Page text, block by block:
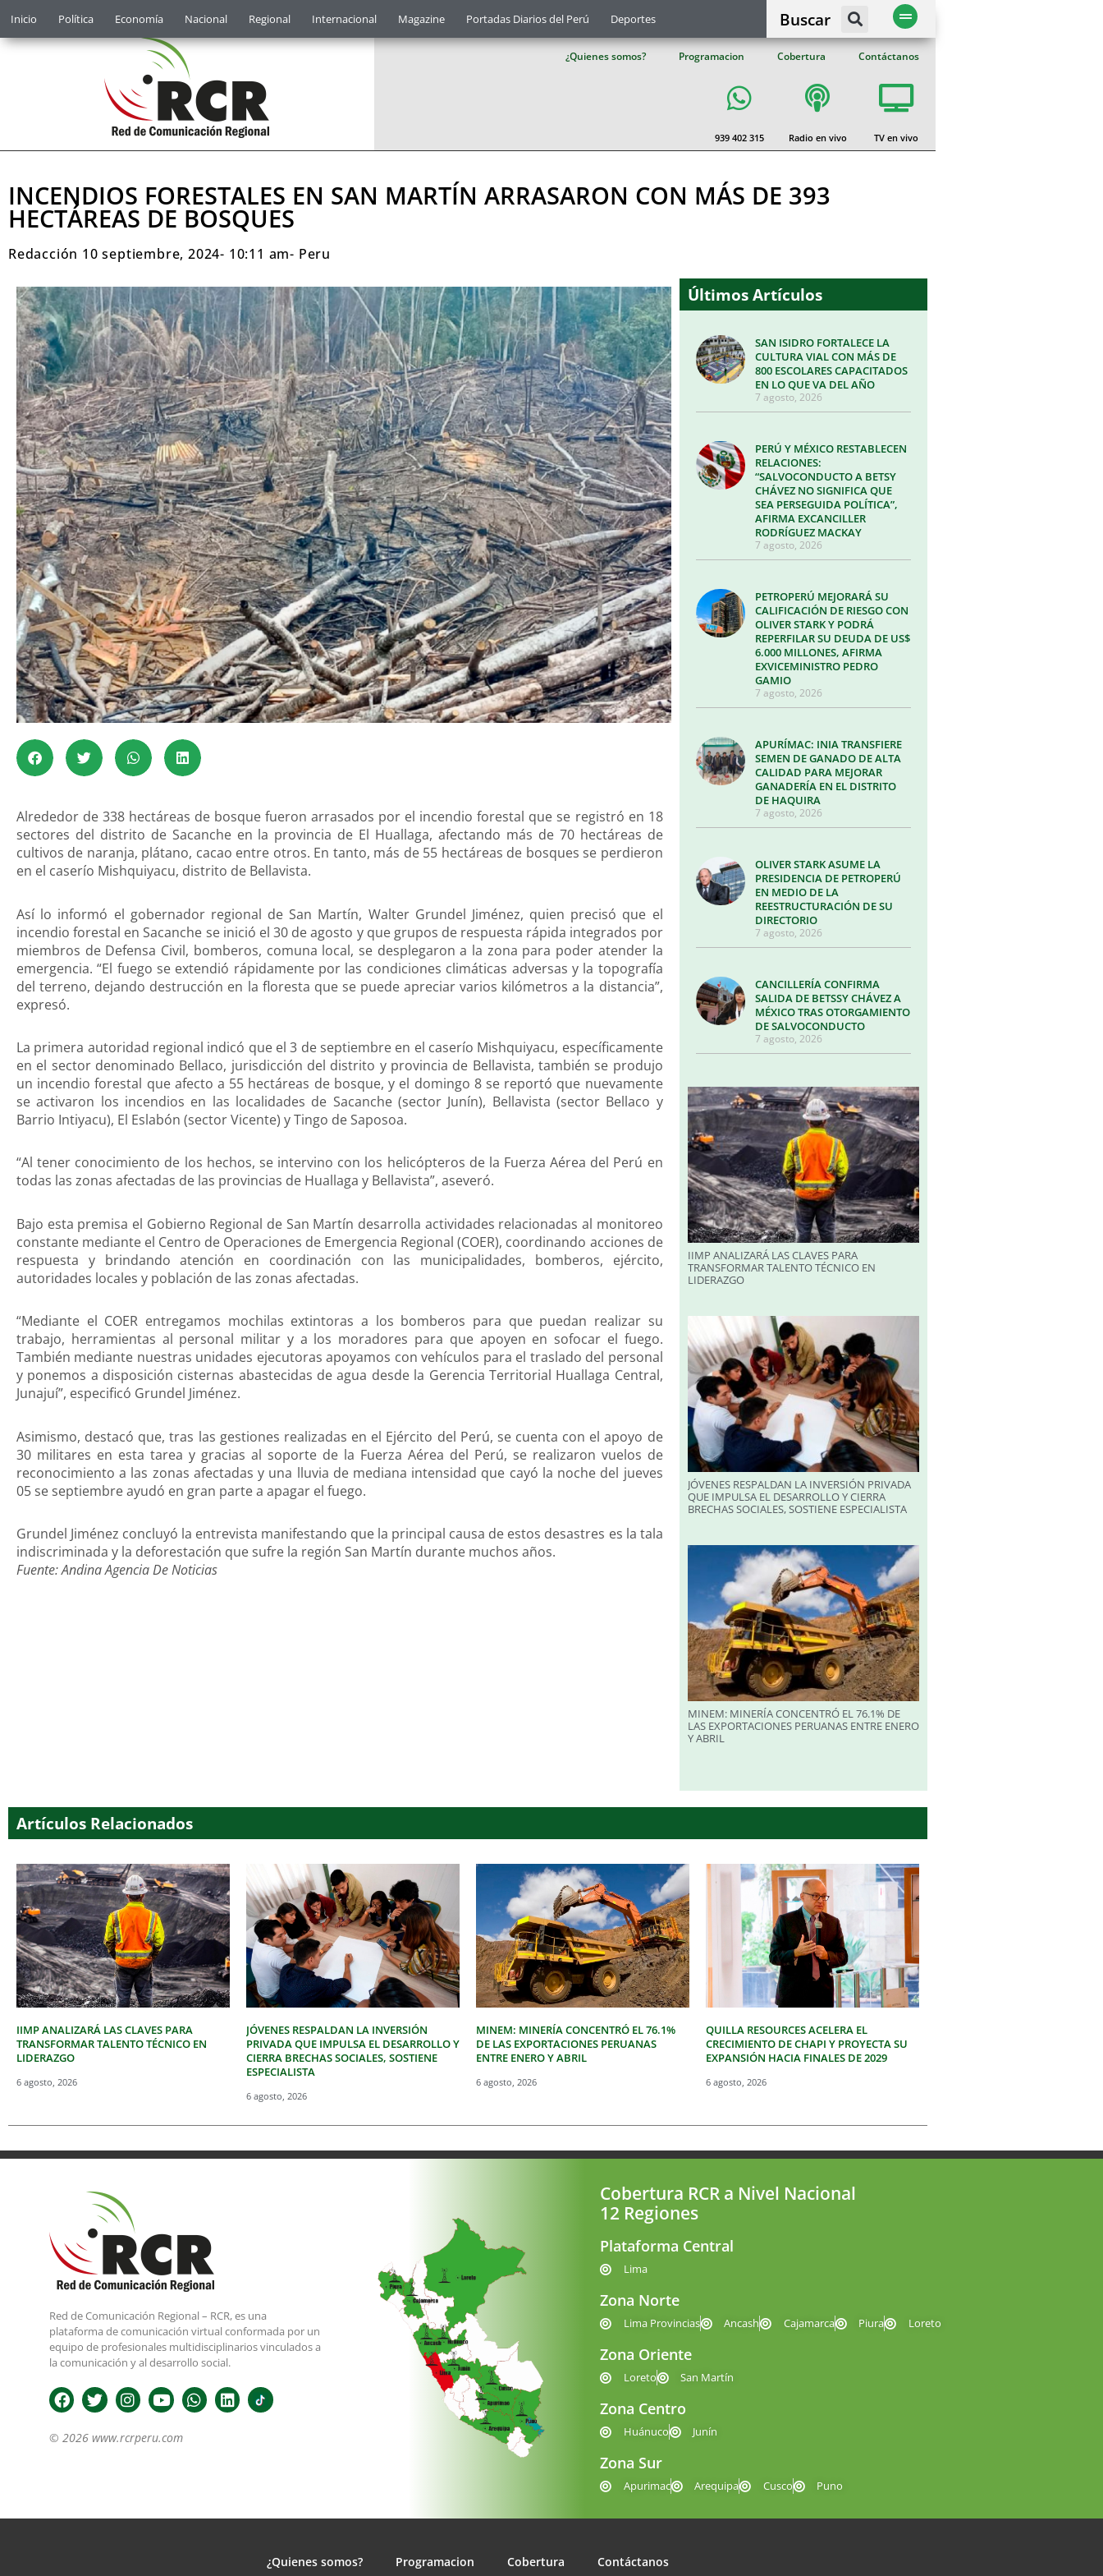
Inicio Política Economía Nacional Regional Internacional Magazine Portadas Diarios del Perú Deportes Buscar
¿Quienes somos? Programacion Cobertura Contáctanos
939 402 315 Radio en vivo TV en vivo
INCENDIOS FORESTALES EN SAN MARTÍN ARRASARON CON MÁS DE 393
HECTÁREAS DE BOSQUES
Redacción 10 septiembre, 2024- 10:11 am- Peru
Alrededor de 338 hectáreas de bosque fueron arrasados por el incendio forestal que se registró en 18
sectores del distrito de Sacanche en la provincia de El Huallaga, afectando más de 70 hectáreas de
cultivos de naranja, plátano, cacao entre otros. En tanto, más de 55 hectáreas de bosques se perdieron
en el caserío Mishquiyacu, distrito de Bellavista.
Así lo informó el gobernador regional de San Martín, Walter Grundel Jiménez, quien precisó que el
incendio forestal en Sacanche se inició el 30 de agosto y que grupos de respuesta rápida integrados por
miembros de Defensa Civil, bomberos, comuna local, se desplegaron a la zona para poder atender la
emergencia. “El fuego se extendió rápidamente por las condiciones climáticas adversas y la topografía
del terreno, dejando destrucción en la floresta que se puede apreciar varios kilómetros a la distancia”,
expresó.
La primera autoridad regional indicó que el 3 de septiembre en el caserío Mishquiyacu, específicamente
en el sector denominado Bellaco, jurisdicción del distrito y provincia de Bellavista, también se produjo
un incendio forestal que afecto a 55 hectáreas de bosque, y el domingo 8 se reportó que nuevamente
se activaron los incendios en las localidades de Sacanche (sector Junín), Bellavista (sector Bellaco y
Barrio Intiyacu), El Eslabón (sector Vicente) y Tingo de Saposoa.
“Al tener conocimiento de los hechos, se intervino con los helicópteros de la Fuerza Aérea del Perú en
todas las zonas afectadas de las provincias de Huallaga y Bellavista”, aseveró.
Bajo esta premisa el Gobierno Regional de San Martín desarrolla actividades relacionadas al monitoreo
constante mediante el Centro de Operaciones de Emergencia Regional (COER), coordinando acciones de
respuesta y brindando atención en coordinación con las municipalidades, bomberos, ejército,
autoridades locales y población de las zonas afectadas.
“Mediante el COER entregamos mochilas extintoras a los bomberos para que puedan realizar su
trabajo, herramientas al personal militar y a los moradores para que apoyen en sofocar el fuego.
También mediante nuestras unidades ejecutoras apoyamos con vehículos para el traslado del personal
y ponemos a disposición cisternas abastecidas de agua desde la Gerencia Territorial Huallaga Central,
Junajuí”, especificó Grundel Jiménez.
Asimismo, destacó que, tras las gestiones realizadas en el Ejército del Perú, se cuenta con el apoyo de
30 militares en esta tarea y gracias al soporte de la Fuerza Aérea del Perú, se realizaron vuelos de
reconocimiento a las zonas afectadas y una lluvia de mediana intensidad que cayó la noche del jueves
05 se septiembre ayudó en gran parte a apagar el fuego.
Grundel Jiménez concluyó la entrevista manifestando que la principal causa de estos desastres es la tala
indiscriminada y la deforestación que sufre la región San Martín durante muchos años.
Fuente: Andina Agencia De Noticias
Últimos Artículos
SAN ISIDRO FORTALECE LA
CULTURA VIAL CON MÁS DE
800 ESCOLARES CAPACITADOS
EN LO QUE VA DEL AÑO
7 agosto, 2026
PERÚ Y MÉXICO RESTABLECEN
RELACIONES:
“SALVOCONDUCTO A BETSY
CHÁVEZ NO SIGNIFICA QUE
SEA PERSEGUIDA POLÍTICA”,
AFIRMA EXCANCILLER
RODRÍGUEZ MACKAY
7 agosto, 2026
PETROPERÚ MEJORARÁ SU
CALIFICACIÓN DE RIESGO CON
OLIVER STARK Y PODRÁ
REPERFILAR SU DEUDA DE US$
6.000 MILLONES, AFIRMA
EXVICEMINISTRO PEDRO
GAMIO
7 agosto, 2026
APURÍMAC: INIA TRANSFIERE
SEMEN DE GANADO DE ALTA
CALIDAD PARA MEJORAR
GANADERÍA EN EL DISTRITO
DE HAQUIRA
7 agosto, 2026
OLIVER STARK ASUME LA
PRESIDENCIA DE PETROPERÚ
EN MEDIO DE LA
REESTRUCTURACIÓN DE SU
DIRECTORIO
7 agosto, 2026
CANCILLERÍA CONFIRMA
SALIDA DE BETSSY CHÁVEZ A
MÉXICO TRAS OTORGAMIENTO
DE SALVOCONDUCTO
7 agosto, 2026
IIMP ANALIZARÁ LAS CLAVES PARA
TRANSFORMAR TALENTO TÉCNICO EN
LIDERAZGO
JÓVENES RESPALDAN LA INVERSIÓN PRIVADA
QUE IMPULSA EL DESARROLLO Y CIERRA
BRECHAS SOCIALES, SOSTIENE ESPECIALISTA
MINEM: MINERÍA CONCENTRÓ EL 76.1% DE
LAS EXPORTACIONES PERUANAS ENTRE ENERO
Y ABRIL
Artículos Relacionados
IIMP ANALIZARÁ LAS CLAVES PARA
TRANSFORMAR TALENTO TÉCNICO EN
LIDERAZGO
6 agosto, 2026
JÓVENES RESPALDAN LA INVERSIÓN
PRIVADA QUE IMPULSA EL DESARROLLO Y
CIERRA BRECHAS SOCIALES, SOSTIENE
ESPECIALISTA
6 agosto, 2026
MINEM: MINERÍA CONCENTRÓ EL 76.1%
DE LAS EXPORTACIONES PERUANAS
ENTRE ENERO Y ABRIL
6 agosto, 2026
QUILLA RESOURCES ACELERA EL
CRECIMIENTO DE CHAPI Y PROYECTA SU
EXPANSIÓN HACIA FINALES DE 2029
6 agosto, 2026
Red de Comunicación Regional – RCR, es una
plataforma de comunicación virtual conformada por un
equipo de profesionales multidisciplinarios vinculados a
la comunicación y al desarrollo social.
© 2026 www.rcrperu.com
Cobertura RCR a Nivel Nacional
12 Regiones
Plataforma Central
Lima
Zona Norte
Lima Provincias Ancash Cajamarca Piura Loreto
Zona Oriente
Loreto San Martín
Zona Centro
Huánuco Junín
Zona Sur
Apurimac Arequipa Cusco Puno
¿Quienes somos? Programacion Cobertura Contáctanos